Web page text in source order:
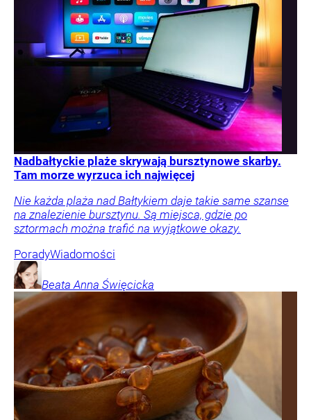
Nadbałtyckie plaże skrywają bursztynowe skarby.
Tam morze wyrzuca ich najwięcej
Nie każda plaża nad Bałtykiem daje takie same szanse
na znalezienie bursztynu. Są miejsca, gdzie po
sztormach można trafić na wyjątkowe okazy.
PoradyWiadomości
Beata Anna Święcicka